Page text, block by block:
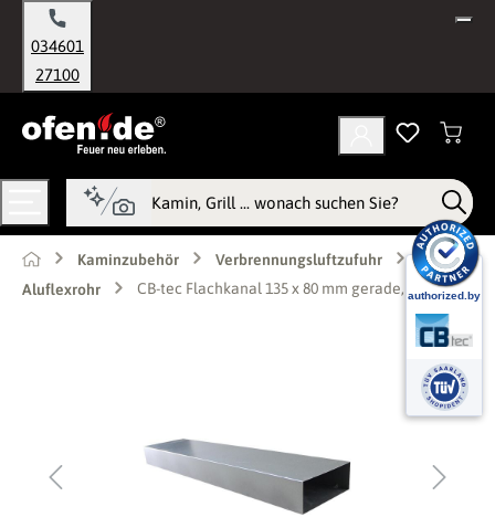
springen
034601
27100
Kaminzubehör
Verbrennungsluftzufuhr
Aluflexrohr
CB-tec Flachkanal 135 x 80 mm gerade, L 600